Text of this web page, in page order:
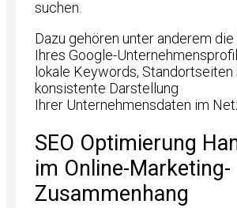
suchen.
Dazu gehören unter anderem
Ihres Google-
lokale Keywords,
konsistente Darstellung
Ihrer Unternehmensdaten im
SEO Optimierung
im Online-Marketing-
Zusammenhang